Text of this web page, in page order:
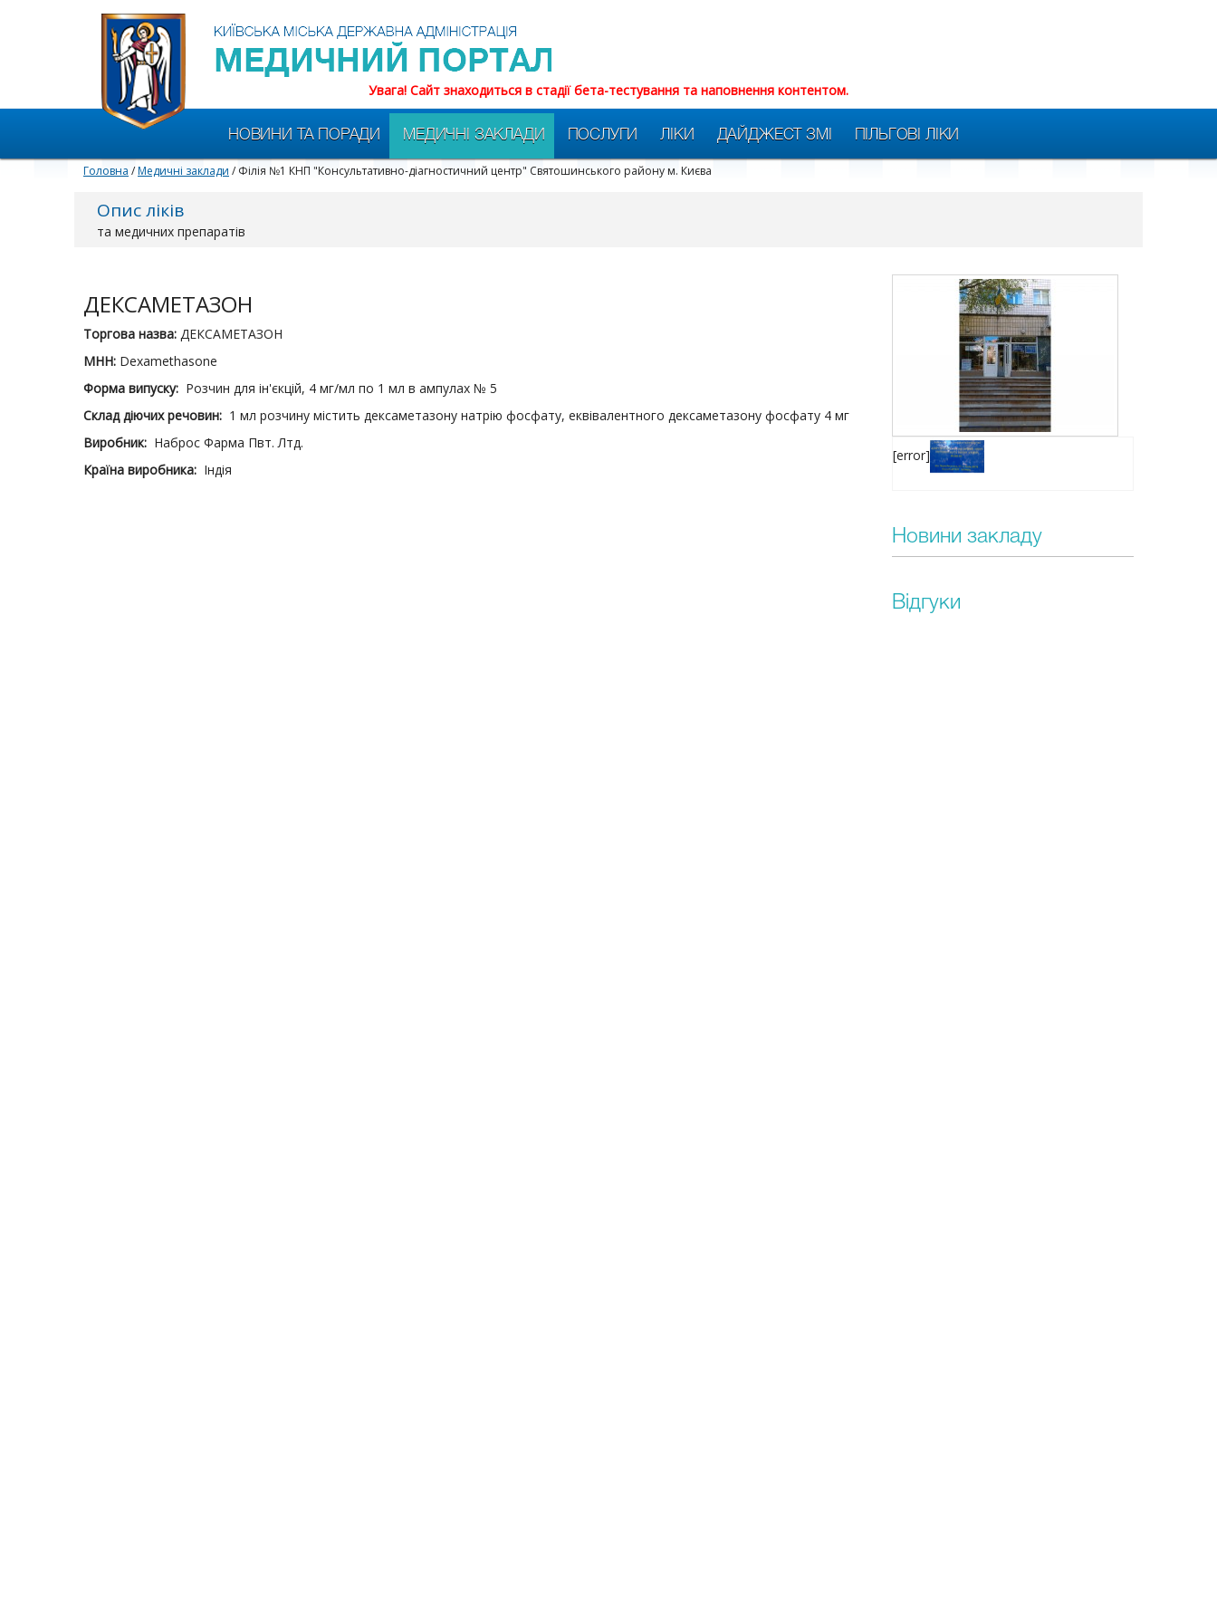
Увага! Сайт знаходиться в стадії бета-тестування та наповнення контентом.
НОВИНИ ТА ПОРАДИ МЕДИЧНІ ЗАКЛАДИ ПОСЛУГИ ЛІКИ ДАЙДЖЕСТ ЗМІ ПІЛЬГОВІ ЛІКИ
Головна /Медичні заклади / Філія №1 КНП "Консультативно-діагностичний центр" Святошинського району м. Києва
Опис ліків
та медичних препаратів
ДЕКСАМЕТАЗОН
Торгова назва: ДЕКСАМЕТАЗОН
МНН: Dexamethasone
Форма випуску: Розчин для ін'єкцій, 4 мг/мл по 1 мл в ампулах № 5
Склад діючих речовин: 1 мл розчину містить дексаметазону натрію фосфату, еквівалентного дексаметазону фосфату 4 мг
Виробник: Наброс Фарма Пвт. Лтд.
Країна виробника: Індія
[error]
Новини закладу
Відгуки